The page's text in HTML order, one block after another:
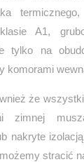
A1,
tylko na
komorami
że
zimnej
nakryte
stracić